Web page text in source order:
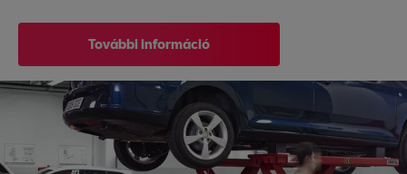
További információ